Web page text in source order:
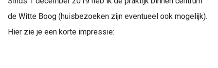
de Witte Boog (huisbezoeken zijn eventueel ook mogelijk).
Hier zie je een korte impressie: